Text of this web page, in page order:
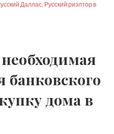
Даллас, Русский риэлтор в
банковского
дома в